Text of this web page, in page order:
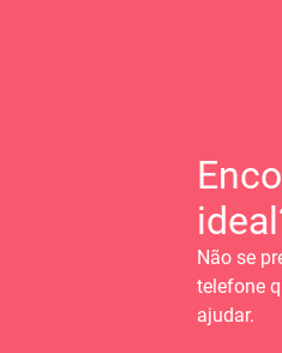
Não se
telefone
ajudar.